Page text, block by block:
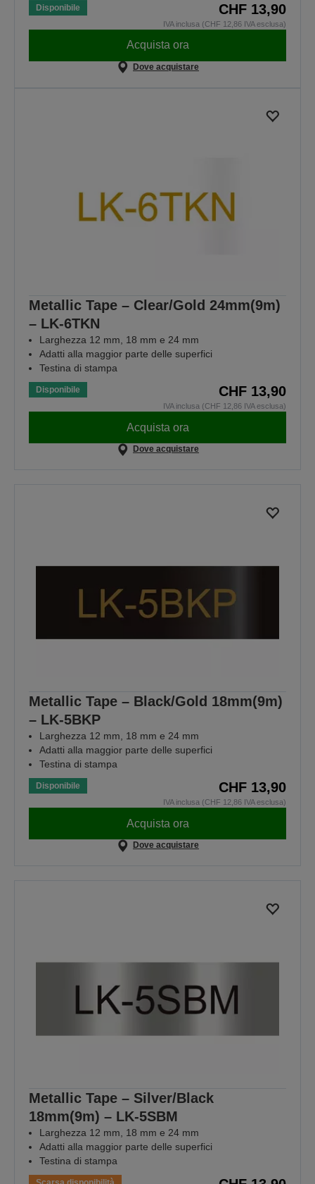
Disponibile CHF 13,90
IVA inclusa (CHF 12,86 IVA esclusa)
Acquista ora
Dove acquistare
Metallic Tape – Clear/Gold 24mm(9m)
– LK-6TKN
Larghezza 12 mm, 18 mm e 24 mm
Adatti alla maggior parte delle superfici
Testina di stampa
Disponibile CHF 13,90
IVA inclusa (CHF 12,86 IVA esclusa)
Acquista ora
Dove acquistare
Metallic Tape – Black/Gold 18mm(9m)
– LK-5BKP
Larghezza 12 mm, 18 mm e 24 mm
Adatti alla maggior parte delle superfici
Testina di stampa
Disponibile CHF 13,90
IVA inclusa (CHF 12,86 IVA esclusa)
Acquista ora
Dove acquistare
Metallic Tape – Silver/Black
18mm(9m) – LK-5SBM
Larghezza 12 mm, 18 mm e 24 mm
Adatti alla maggior parte delle superfici
Testina di stampa